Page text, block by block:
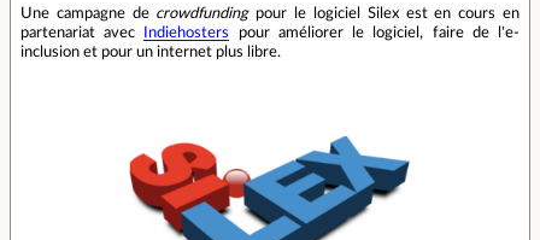
Une campagne de crowdfundingpour le logiciel Silex est en cours en
partenariat avec
Indiehosters
pour améliorer le logiciel, faire de l'e-
inclusion et pour un internet plus libre.